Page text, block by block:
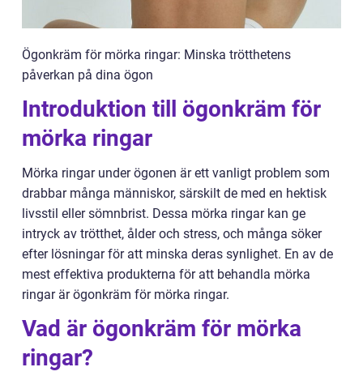
Ögonkräm för mörka ringar: Minska trötthetens
påverkan på dina ögon
Introduktion till ögonkräm för
mörka ringar
Mörka ringar under ögonen är ett vanligt problem som
drabbar många människor, särskilt de med en hektisk
livsstil eller sömnbrist. Dessa mörka ringar kan ge
intryck av trötthet, ålder och stress, och många söker
efter lösningar för att minska deras synlighet. En av de
mest effektiva produkterna för att behandla mörka
ringar är ögonkräm för mörka ringar.
Vad är ögonkräm för mörka
ringar?